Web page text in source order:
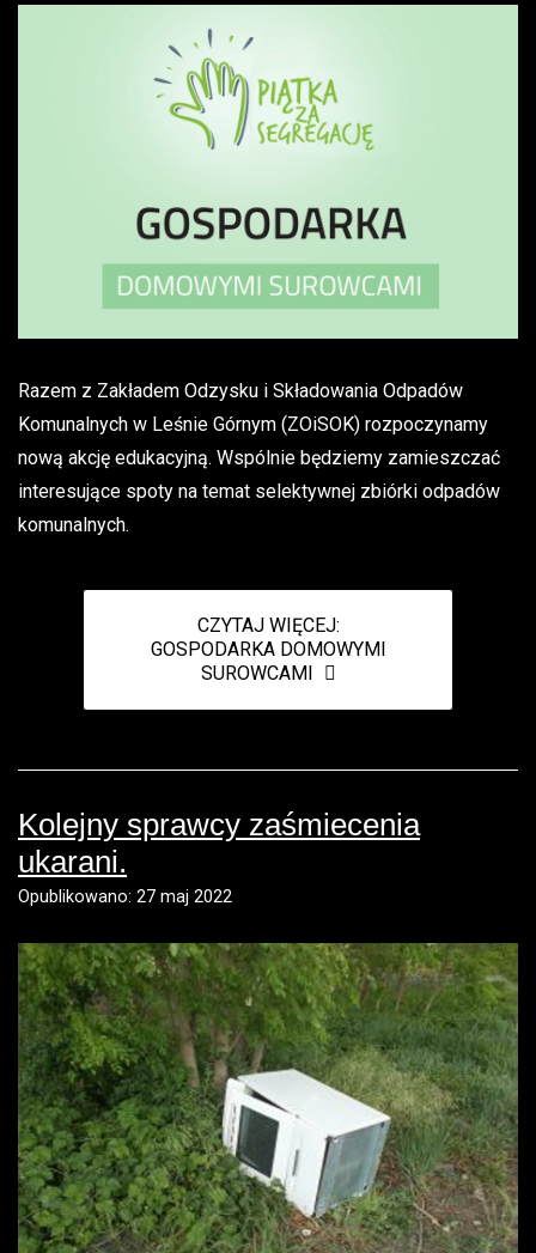
Razem z Zakładem Odzysku i Składowania Odpadów
Komunalnych w Leśnie Górnym (ZOiSOK) rozpoczynamy
nową akcję edukacyjną. Wspólnie będziemy zamieszczać
interesujące spoty na temat selektywnej zbiórki odpadów
komunalnych.
CZYTAJ WIĘCEJ:
GOSPODARKA DOMOWYMI
SUROWCAMI
Kolejny sprawcy zaśmiecenia
ukarani.
Opublikowano: 27 maj 2022